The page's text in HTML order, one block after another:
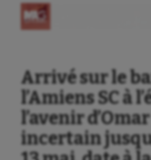
Auto
Aviron
Balle à la main
Ballon au poing
Arrivé sur le
l’Amiens SC à
l’avenir
incertain